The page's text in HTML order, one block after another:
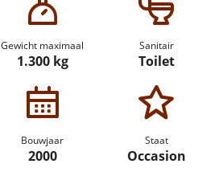
Gewicht maximaal
1.300 kg
Sanitair
Toilet
Bouwjaar
2000
Staat
Occasion